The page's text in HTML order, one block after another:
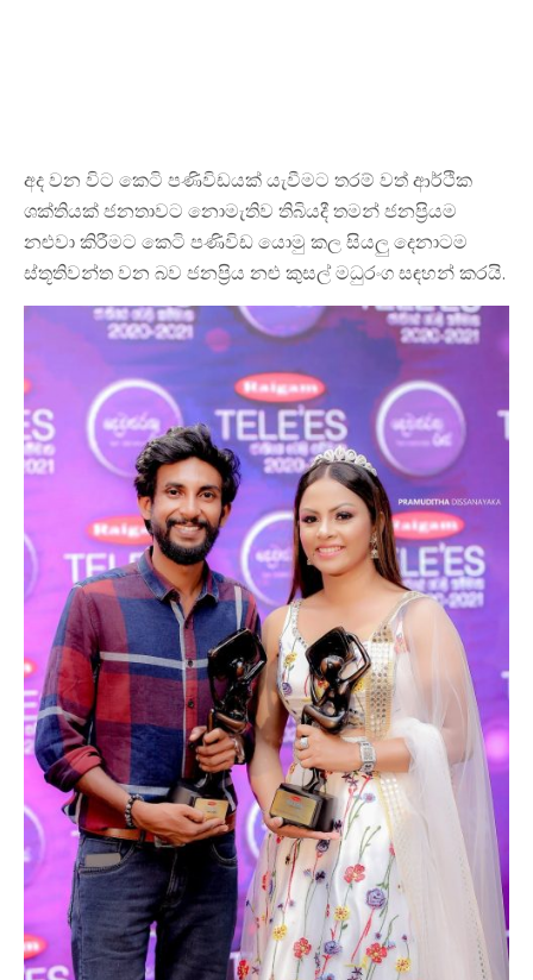
අද වන විට කෙටි පණිවිඩයක් යැවීමට තරම් වත් ආර්ථික
ශක්තියක් ජනතාවට නොමැතිව තිබියදී තමන් ජනප්‍රියම
නළුවා කිරීමට කෙටි පණිවිඩ යොමු කල සියලු දෙනාටම
ස්තූතිවන්ත වන බව ජනප්‍රිය නළු කුසල් මධුරංග සඳහන් කරයි.